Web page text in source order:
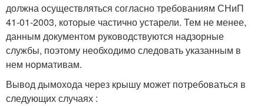
должна осуществляться согласно требованиям СНиП
41-01-2003, которые частично устарели. Тем не менее,
данным документом руководствуются надзорные
службы, поэтому необходимо следовать указанным в
нем нормативам.
Вывод дымохода через крышу может потребоваться в
следующих случаях :